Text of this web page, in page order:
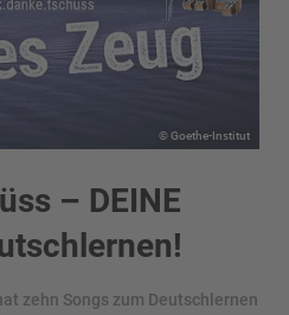
© Goethe-Institut
– DEINE
zehn Songs zum Deutschlernen